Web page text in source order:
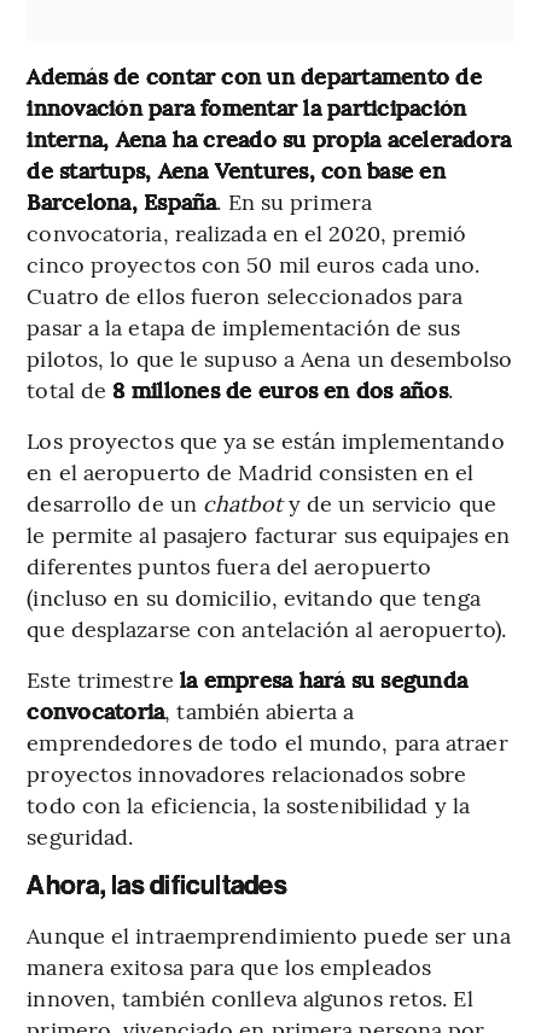
Además de contar con un departamento de
innovación para fomentar la participación
interna, Aena ha creado su propia aceleradora
de startups, Aena Ventures, con base en
Barcelona, España. En su primera
convocatoria, realizada en el 2020, premió
cinco proyectos con 50 mil euros cada uno.
Cuatro de ellos fueron seleccionados para
pasar a la etapa de implementación de sus
pilotos, lo que le supuso a Aena un desembolso
total de 8 millones de euros en dos años.
Los proyectos que ya se están implementando
en el aeropuerto de Madrid consisten en el
desarrollo de un chatboty de un servicio que
le permite al pasajero facturar sus equipajes en
diferentes puntos fuera del aeropuerto
(incluso en su domicilio, evitando que tenga
que desplazarse con antelación al aeropuerto).
Este trimestre la empresa hará su segunda
convocatoria, también abierta a
emprendedores de todo el mundo, para atraer
proyectos innovadores relacionados sobre
todo con la eficiencia, la sostenibilidad y la
seguridad.
Ahora, las dificultades
Aunque el intraemprendimiento puede ser una
manera exitosa para que los empleados
innoven, también conlleva algunos retos. El